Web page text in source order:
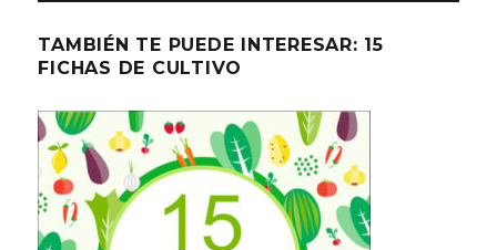
TAMBIÉN TE PUEDE INTERESAR: 15
FICHAS DE CULTIVO